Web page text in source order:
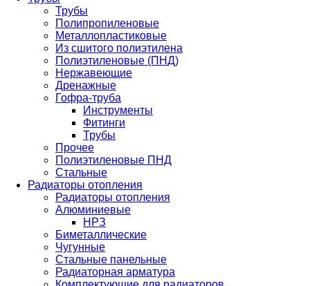
Трубы
Полипропиленовые
Металлопластиковые
Из сшитого полиэтилена
Полиэтиленовые (ПНД)
Нержавеющие
Дренажные
Гофра-труба
Инструменты
Фитинги
Трубы
Прочее
Полиэтиленовые ПНД
Стальные
Радиаторы отопления
Радиаторы отопления
Алюминиевые
НРЗ
Биметаллические
Чугунные
Стальные панельные
Радиаторная арматура